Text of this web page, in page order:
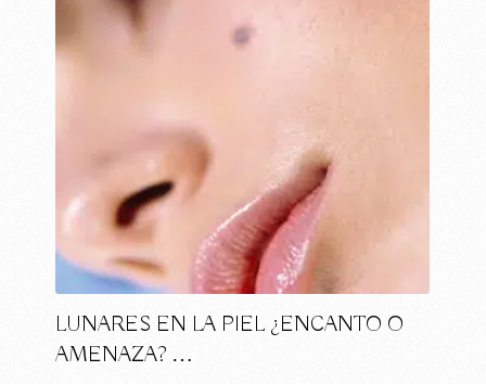
LUNARES EN LA PIEL ¿ENCANTO O
AMENAZA? …